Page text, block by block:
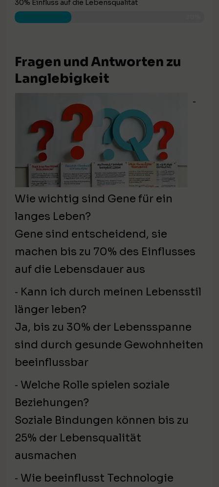
30% Einfluss auf die Lebensqualität
Fragen und Antworten zu
Langlebigkeit
⁃
Wie wichtig sind Gene für ein
langes Leben?
Gene sind entscheidend, sie
machen bis zu 70% des Einflusses
auf die Lebensdauer aus
⁃ Kann ich durch meinen Lebensstil
länger leben?
Ja, bis zu 30% der Lebensspanne
sind durch gesunde Gewohnheiten
beeinflussbar
⁃ Welche Rolle spielen soziale
Beziehungen?
Soziale Bindungen können bis zu
25% der Lebensqualität
ausmachen
⁃ Wie beeinflusst Technologie